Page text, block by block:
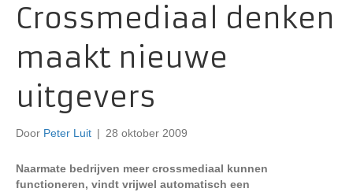
Crossmediaal denken
maakt nieuwe
uitgevers
Door Peter Luit | 28 oktober 2009
Naarmate bedrijven meer crossmediaal kunnen
functioneren, vindt vrijwel automatisch een